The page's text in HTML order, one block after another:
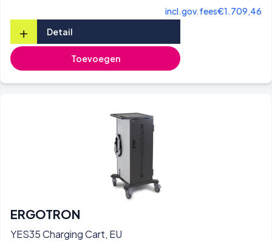
incl.gov.fees€1.709,46
+ Detail
Toevoegen
ERGOTRON
YES35 Charging Cart, EU